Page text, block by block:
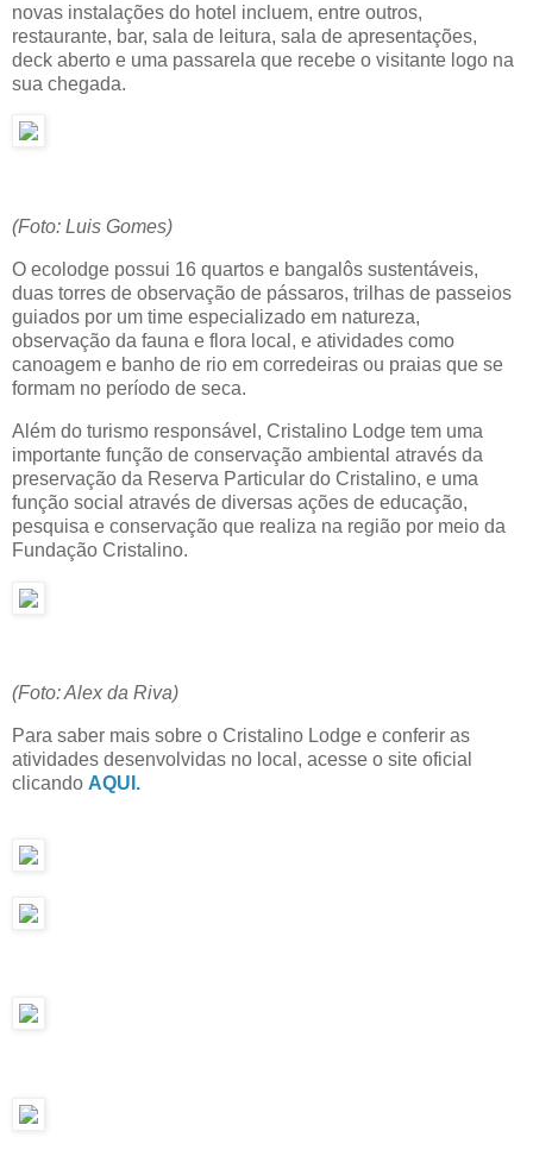
novas instalações do hotel incluem, entre outros,
restaurante, bar, sala de leitura, sala de apresentações,
deck aberto e uma passarela que recebe o visitante logo na
sua chegada.
(Foto: Luis Gomes)
O ecolodge possui 16 quartos e bangalôs sustentáveis,
duas torres de observação de pássaros, trilhas de passeios
guiados por um time especializado em natureza,
observação da fauna e flora local, e atividades como
canoagem e banho de rio em corredeiras ou praias que se
formam no período de seca.
Além do turismo responsável, Cristalino Lodge tem uma
importante função de conservação ambiental através da
preservação da Reserva Particular do Cristalino, e uma
função social através de diversas ações de educação,
pesquisa e conservação que realiza na região por meio da
Fundação Cristalino.
(Foto: Alex da Riva)
Para saber mais sobre o Cristalino Lodge e conferir as
atividades desenvolvidas no local, acesse o site oficial
clicando AQUI.